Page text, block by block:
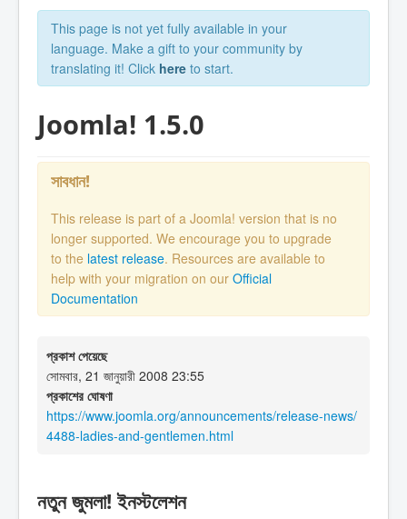
This page is not yet fully available in your
language. Make a gift to your community by
translating it! Click here to start.
Joomla! 1.5.0
সাবধান!
This release is part of a Joomla! version that is no
longer supported. We encourage you to upgrade
to the latest release. Resources are available to
help with your migration on our Official
Documentation
প্রকাশ পেয়েছে
সোমবার, 21 জানুয়ারী 2008 23:55
প্রকাশের ঘোষণা
https://www.joomla.org/announcements/release-news/
4488-ladies-and-gentlemen.html
নতুন জুমলা! ইনস্টলেশন